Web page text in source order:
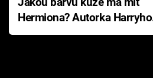
Hermiona? Autorka Harryho
Pottera přišla s ráznou